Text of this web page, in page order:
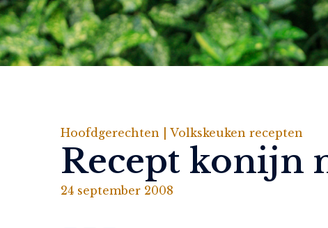
Hoofdgerechten | Volkskeuken recepten
Recept konijn
24 september 2008